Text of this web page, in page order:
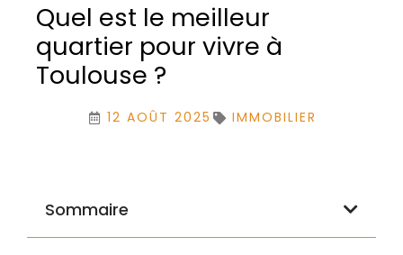
Quel est le meilleur
quartier pour vivre à
Toulouse ?
12 AOÛT 2025 IMMOBILIER
Sommaire